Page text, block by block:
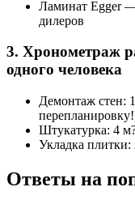
Ламинат Egger
дилеров
3. Хронометраж
одного человека
Демонтаж стен:
Штукатурка: 4
Укладка плитки:
Ответы на